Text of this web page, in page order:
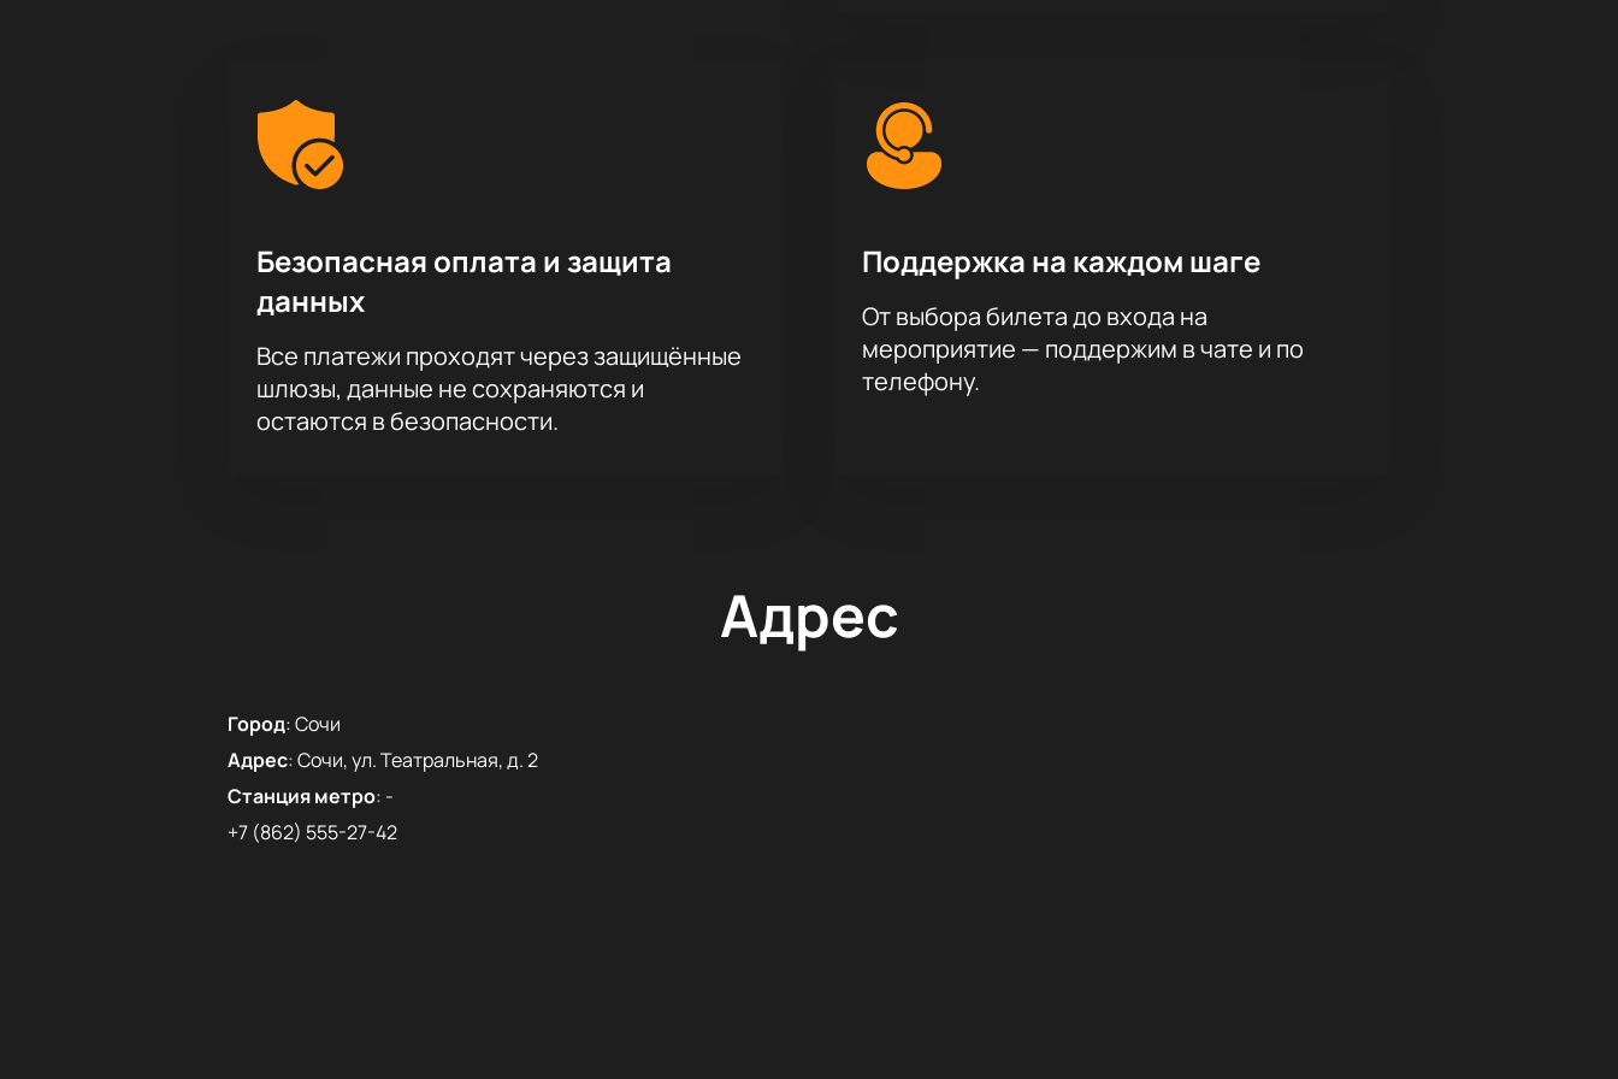
Безопасная оплата и защита
данных
Все платежи проходят через защищённые
шлюзы, данные не сохраняются и
остаются в безопасности.
Поддержка на каждом шаге
От выбора билета до входа на
мероприятие — поддержим в чате и по
телефону.
Адрес
Город:Сочи
Адрес:Сочи, ул. Театральная, д. 2
Станция метро: -
+7 (862) 555-27-42